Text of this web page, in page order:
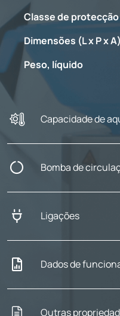
Classe de protecção
Dimensões (L x P x A)
Peso, líquido
Capacidade de
Bomba de
Ligações
Dados de
Outras